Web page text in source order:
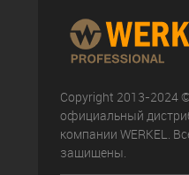
Copyright 2013-2024
официальный
компании WERKEL.
защищены.